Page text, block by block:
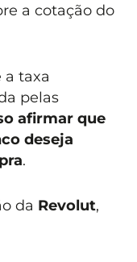
a cotação do
a taxa
pelas
afirmar que
deseja
.
da Revolut,